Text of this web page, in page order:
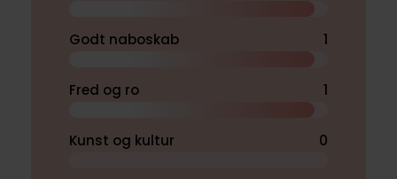
Godt naboskab 1
Fred og ro 1
Kunst og kultur 0